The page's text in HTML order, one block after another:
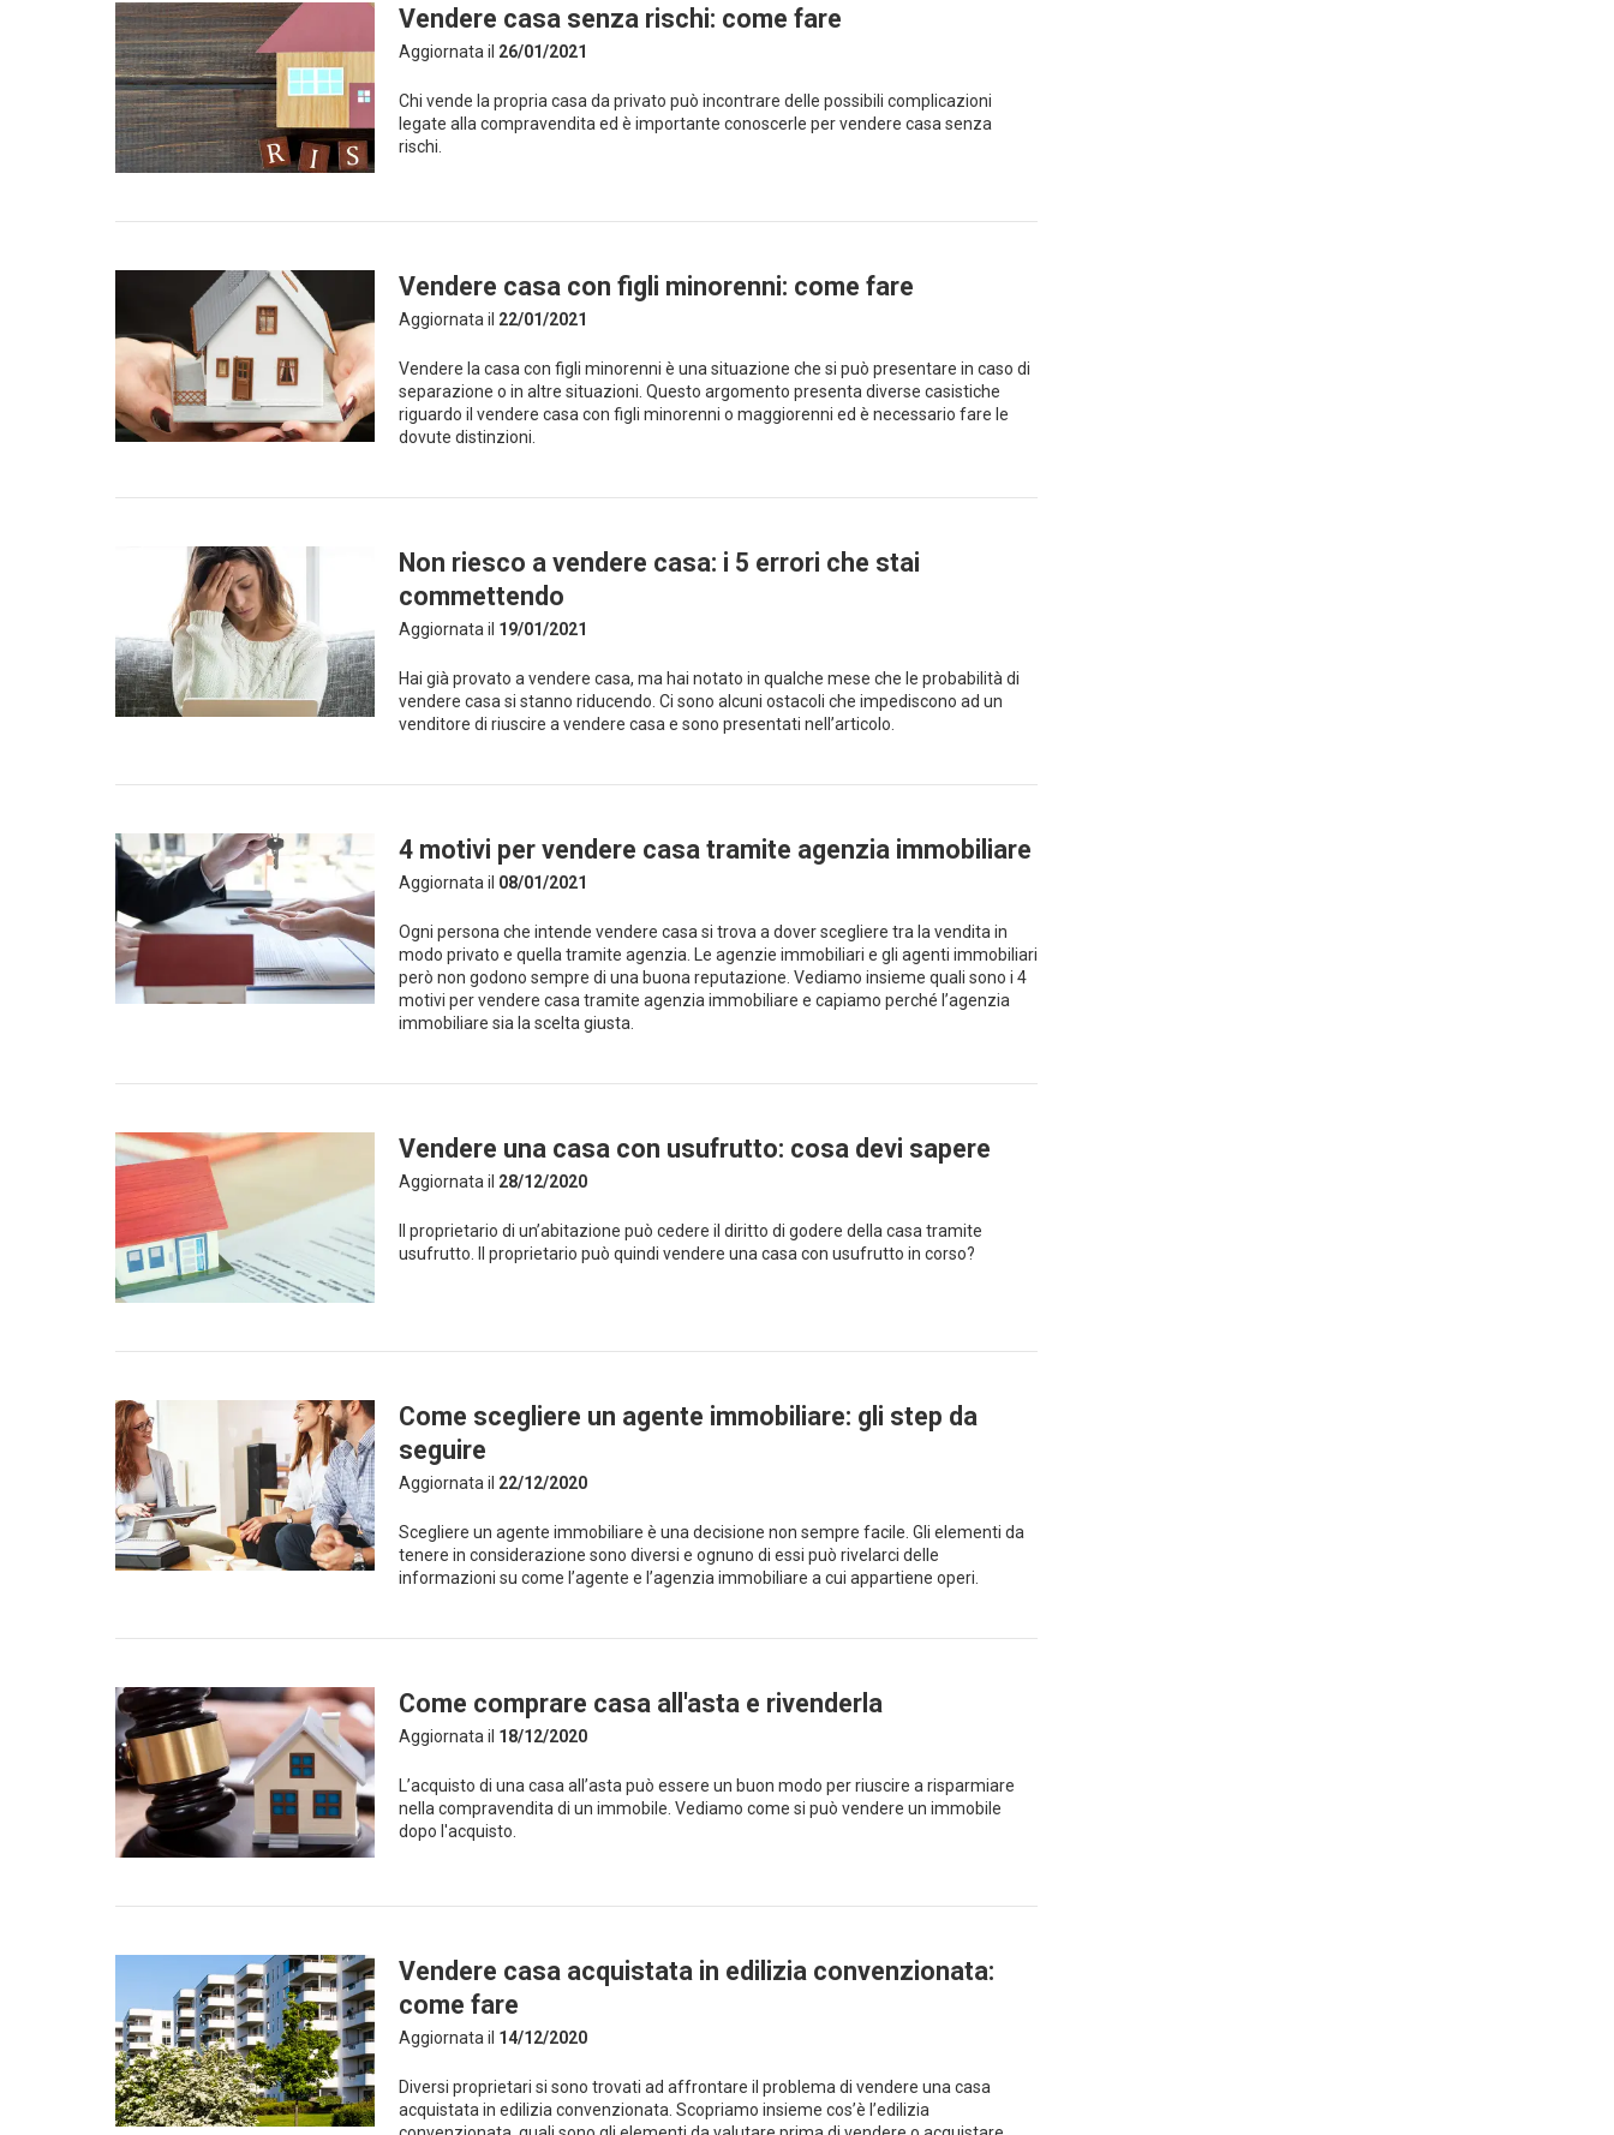
Vendere casa senza rischi: come fare
Aggiornata il 26/01/2021
Chi vende la propria casa da privato può incontrare delle possibili complicazioni
legate alla compravendita ed è importante conoscerle per vendere casa senza
rischi.
Vendere casa con figli minorenni: come fare
Aggiornata il 22/01/2021
Vendere la casa con figli minorenni è una situazione che si può presentare in caso di
separazione o in altre situazioni. Questo argomento presenta diverse casistiche
riguardo il vendere casa con figli minorenni o maggiorenni ed è necessario fare le
dovute distinzioni.
Non riesco a vendere casa: i 5 errori che stai
commettendo
Aggiornata il 19/01/2021
Hai già provato a vendere casa, ma hai notato in qualche mese che le probabilità di
vendere casa si stanno riducendo. Ci sono alcuni ostacoli che impediscono ad un
venditore di riuscire a vendere casa e sono presentati nell’articolo.
4 motivi per vendere casa tramite agenzia immobiliare
Aggiornata il 08/01/2021
Ogni persona che intende vendere casa si trova a dover scegliere tra la vendita in
modo privato e quella tramite agenzia. Le agenzie immobiliari e gli agenti immobiliari
però non godono sempre di una buona reputazione. Vediamo insieme quali sono i 4
motivi per vendere casa tramite agenzia immobiliare e capiamo perché l’agenzia
immobiliare sia la scelta giusta.
Vendere una casa con usufrutto: cosa devi sapere
Aggiornata il 28/12/2020
Il proprietario di un’abitazione può cedere il diritto di godere della casa tramite
usufrutto. Il proprietario può quindi vendere una casa con usufrutto in corso?
Come scegliere un agente immobiliare: gli step da
seguire
Aggiornata il 22/12/2020
Scegliere un agente immobiliare è una decisione non sempre facile. Gli elementi da
tenere in considerazione sono diversi e ognuno di essi può rivelarci delle
informazioni su come l’agente e l’agenzia immobiliare a cui appartiene operi.
Come comprare casa all'asta e rivenderla
Aggiornata il 18/12/2020
L’acquisto di una casa all’asta può essere un buon modo per riuscire a risparmiare
nella compravendita di un immobile. Vediamo come si può vendere un immobile
dopo l'acquisto.
Vendere casa acquistata in edilizia convenzionata:
come fare
Aggiornata il 14/12/2020
Diversi proprietari si sono trovati ad affrontare il problema di vendere una casa
acquistata in edilizia convenzionata. Scopriamo insieme cos’è l’edilizia